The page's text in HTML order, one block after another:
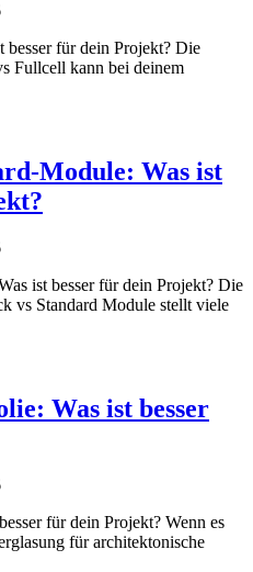
für dein Projekt? Die
Fullcell kann bei deinem
Module: Was ist
ist besser für dein Projekt? Die
vs Standard Module stellt viele
Was ist besser
für dein Projekt? Wenn es
für architektonische